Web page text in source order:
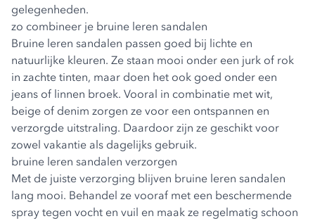
gelegenheden.
zo combineer je bruine leren sandalen
Bruine leren sandalen passen goed bij lichte en
natuurlijke kleuren. Ze staan mooi onder een jurk of rok
in zachte tinten, maar doen het ook goed onder een
jeans of linnen broek. Vooral in combinatie met wit,
beige of denim zorgen ze voor een ontspannen en
verzorgde uitstraling. Daardoor zijn ze geschikt voor
zowel vakantie als dagelijks gebruik.
bruine leren sandalen verzorgen
Met de juiste verzorging blijven bruine leren sandalen
lang mooi. Behandel ze vooraf met een beschermende
spray tegen vocht en vuil en maak ze regelmatig schoon